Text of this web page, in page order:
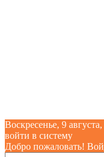
Воскресенье, 9
войти в систему
Добро пожаловать!